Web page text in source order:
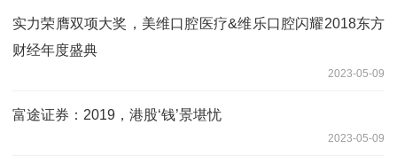
实力荣膺双项大奖，美维口腔医疗&维乐口腔闪耀2018东方
财经年度盛典
2023-05-09
富途证券：2019，港股‘钱’景堪忧
2023-05-09